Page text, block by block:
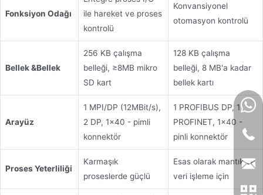
Fonksiyon Odağı
ile hareket ve proses
kontrolü
Konvansiyonel
otomasyon kontrolü
Bellek &Bellek
256 KB çalışma
belleği, ≥8MB mikro
SD kart
128 KB çalışma
belleği, 8 MB'a kadar
bellek kartı
Arayüz
1 MPI/DP (12MBit/s),
2 DP, 1x40 - pimli
konnektör
1 PROFIBUS DP, 1
PROFINET, 1x40 -
pinli konnektör
Proses Yeterliliği
Karmaşık
proseslerde güçlü
Esas olarak mantık ve
veri işleme için